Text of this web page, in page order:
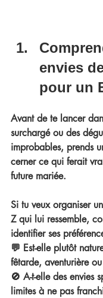
envies
pour un
Avant de te lancer
surchargé ou des
improbables, prends
cerner ce qui ferait
future mariée.
Si tu veux organiser
Z qui lui ressemble,
identifier ses
💬 Est-elle plutôt
fêtarde, aventurière
🚫 A-t-elle des envies
limites à ne pas